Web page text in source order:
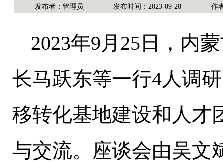
发布者：管理员 发布时间：2023-09-28 作
2023年9月25日，内
长马跃东等一行4人调
移转化基地建设和人才
与交流。座谈会由吴文